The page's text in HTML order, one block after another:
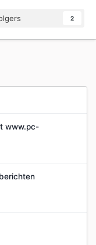
2
www.pc-